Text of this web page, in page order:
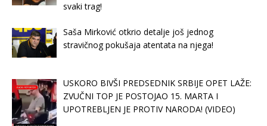
svaki trag!
Saša Mirković otkrio detalje još jednog
stravičnog pokušaja atentata na njega!
USKORO BIVŠI PREDSEDNIK SRBIJE OPET LAŽE:
ZVUČNI TOP JE POSTOJAO 15. MARTA I
UPOTREBLJEN JE PROTIV NARODA! (VIDEO)